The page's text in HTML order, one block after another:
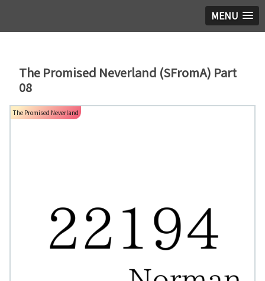
MENU
The Promised Neverland (SFromA) Part
08
The Promised Neverland